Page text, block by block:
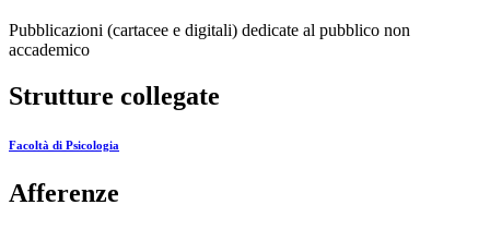
Pubblicazioni (cartacee e digitali) dedicate al pubblico non
accademico
Strutture collegate
Facoltà di Psicologia
Afferenze